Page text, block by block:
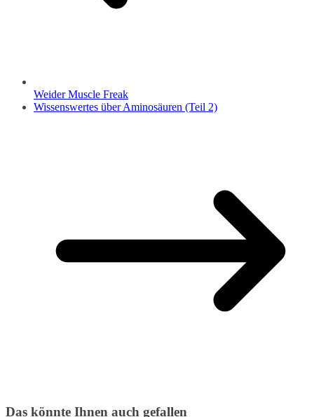
Weider Muscle Freak
Wissenswertes über Aminosäuren (Teil 2)
Das könnte Ihnen auch gefallen